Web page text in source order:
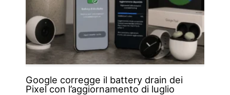
Google corregge il battery drain dei
Pixel con l’aggiornamento di luglio